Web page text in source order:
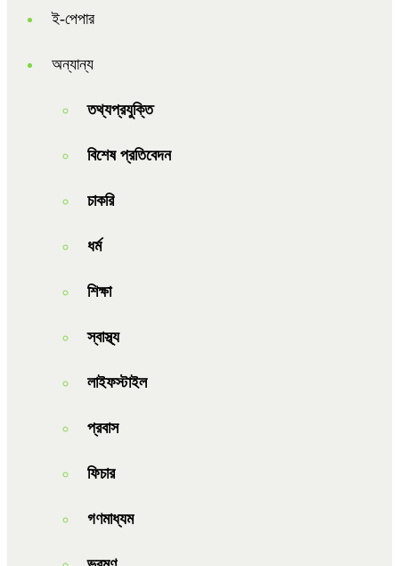
ই-পেপার
অন্যান্য
তথ্যপ্রযুক্তি
বিশেষ প্রতিবেদন
চাকরি
ধর্ম
শিক্ষা
স্বাস্থ্য
লাইফস্টাইল
প্রবাস
ফিচার
গণমাধ্যম